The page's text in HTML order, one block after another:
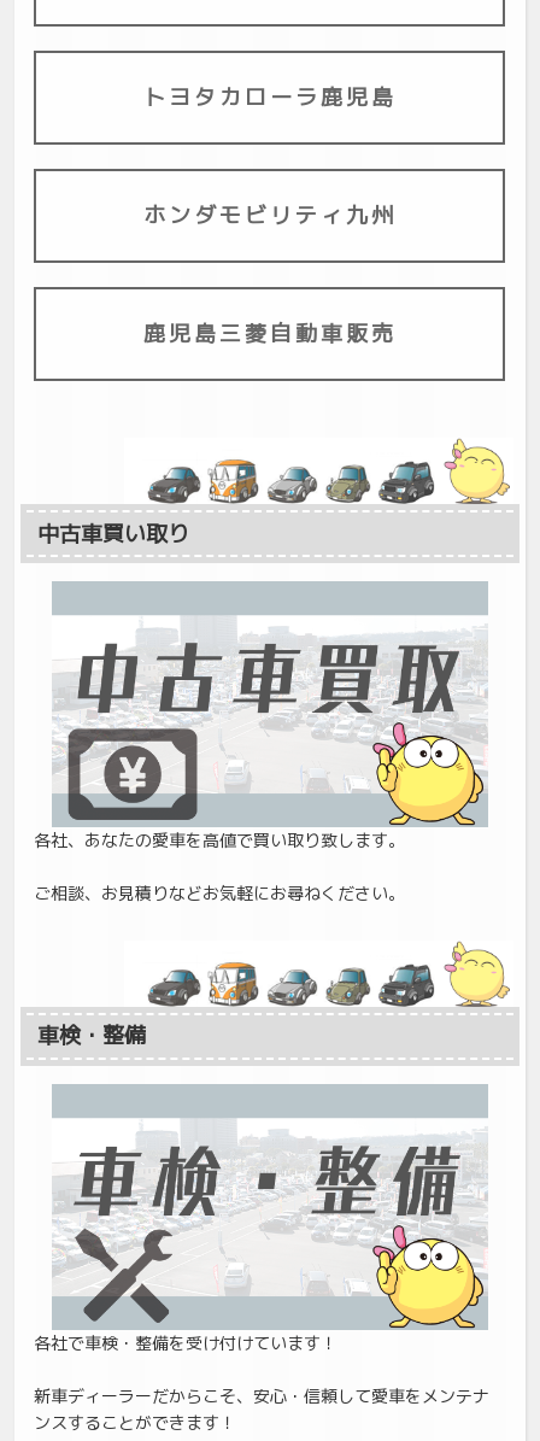
トヨタカローラ鹿児島
ホンダモビリティ九州
鹿児島三菱自動車販売
中古車買い取り
各社、あなたの愛車を高値で買い取り致します。
ご相談、お見積りなどお気軽にお尋ねください。
車検・整備
各社で車検・整備を受け付けています！
新車ディーラーだからこそ、安心・信頼して愛車をメンテナ
ンスすることができます！